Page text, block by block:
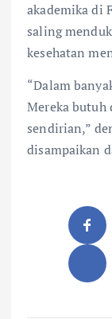
akademika di
saling
kesehatan
“Dalam
Mereka butuh
sendirian,”
disampaikan